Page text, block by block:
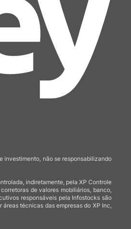
investimento, não se responsabilizando
indiretamente, pela XP Controle
de valores mobiliários, banco,
responsáveis pela Infostocks são
técnicas das empresas do XP Inc,